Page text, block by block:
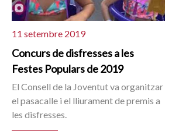
11 setembre 2019
Concurs de disfresses a les
Festes Populars de 2019
El Consell de la Joventut va organitzar
el pasacalle i el lliurament de premis a
les disfresses.